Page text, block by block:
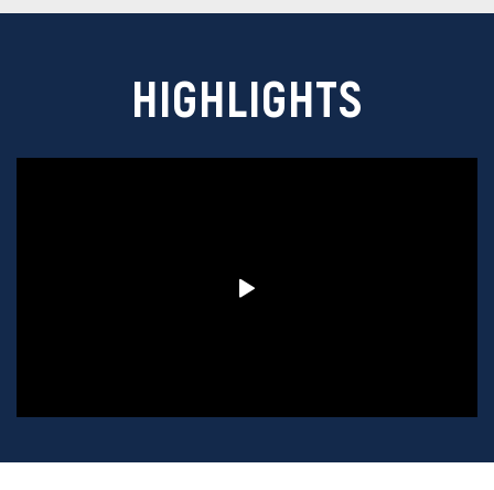
HIGHLIGHTS